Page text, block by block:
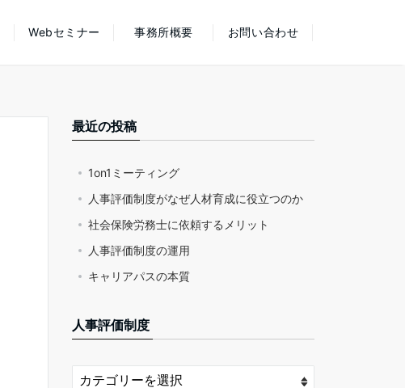
Webセミナー 事務所概要 お問い合わせ
最近の投稿
1on1ミーティング
人事評価制度がなぜ人材育成に役立つのか
社会保険労務士に依頼するメリット
人事評価制度の運用
キャリアパスの本質
人事評価制度